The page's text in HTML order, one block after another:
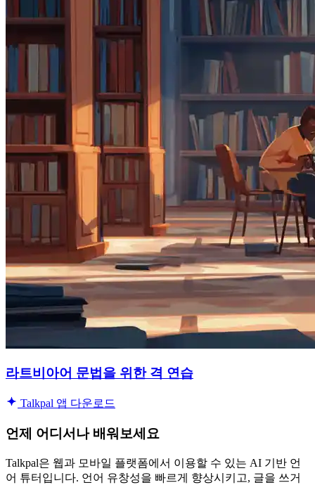
라트비아어 문법을 위한 격 연습
Talkpal 앱 다운로드
언제 어디서나 배워보세요
Talkpal은 웹과 모바일 플랫폼에서 이용할 수 있는 AI 기반 언
어 튜터입니다. 언어 유창성을 빠르게 향상시키고, 글을 쓰거